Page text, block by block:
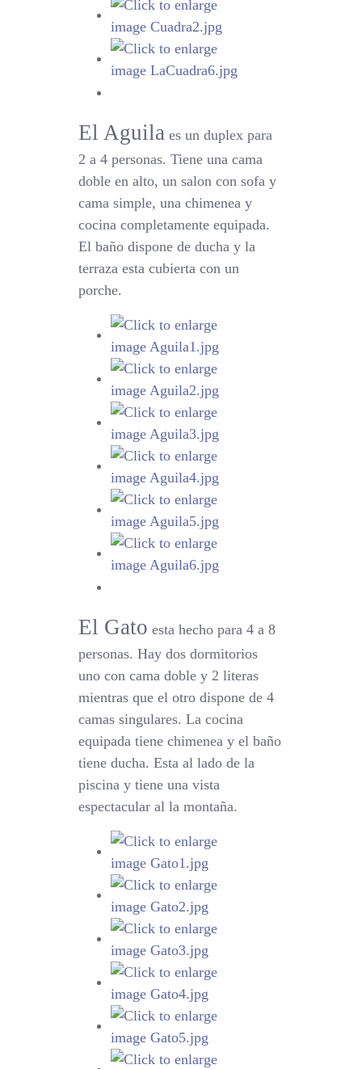
El Aguila es un duplex para
2 a 4 personas. Tiene una cama
doble en alto, un salon con sofa y
cama simple, una chimenea y
cocina completamente equipada.
El baño dispone de ducha y la
terraza esta cubierta con un
porche.
El Gato esta hecho para 4 a 8
personas. Hay dos dormitorios
uno con cama doble y 2 literas
mientras que el otro dispone de 4
camas singulares. La cocina
equipada tiene chimenea y el baño
tiene ducha. Esta al lado de la
piscina y tiene una vista
espectacular al la montaña.